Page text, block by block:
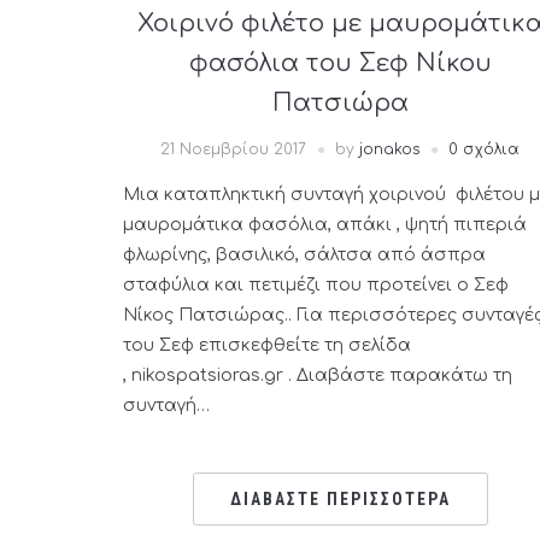
Χοιρινό φιλέτο με
φασόλια του Σεφ Νίκου
Πατσιώρα
21 Νοεμβρίου 2017 by jonakos 0 σχόλια
Μια καταπληκτική συνταγή χοιρινού φιλέτου
μαυρομάτικα φασόλια, απάκι , ψητή πιπεριά
φλωρίνης, βασιλικό, σάλτσα από άσπρα
σταφύλια και πετιμέζι που προτείνει ο Σεφ
Νίκος Πατσιώρας.. Για περισσότερες
του Σεφ επισκεφθείτε τη σελίδα
, nikospatsioras.gr . Διαβάστε παρακάτω τη
συνταγή…
ΔΙΑΒΑΣΤΕ ΠΕΡΙΣΣΟΤΕΡΑ